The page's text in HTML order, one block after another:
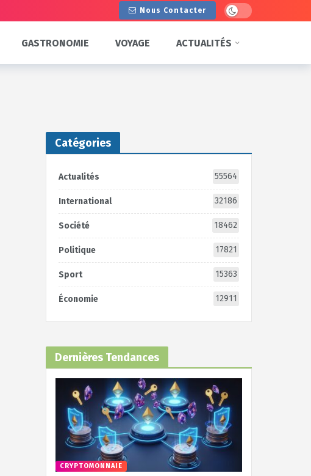
Nous Contacter Dark mode
GASTRONOMIE VOYAGE ACTUALITÉS
Catégories
Actualités 55564
International 32186
Société 18462
Politique 17821
Sport 15363
Économie 12911
Dernières Tendances
CRYPTOMONNAIE